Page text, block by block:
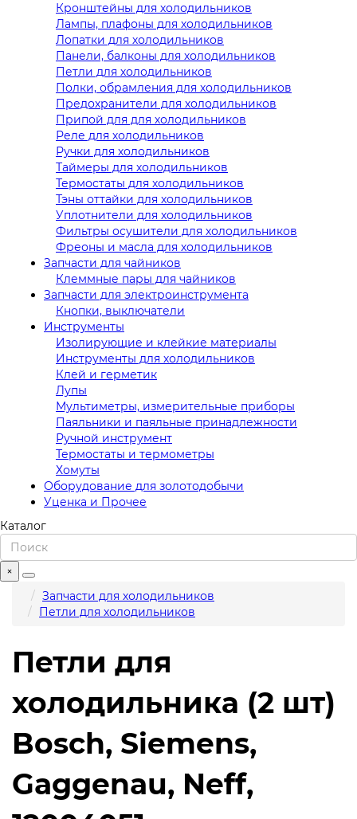
Кронштейны для холодильников
Лампы, плафоны для холодильников
Лопатки для холодильников
Панели, балконы для холодильников
Петли для холодильников
Полки, обрамления для холодильников
Предохранители для холодильников
Припой для для холодильников
Реле для холодильников
Ручки для холодильников
Таймеры для холодильников
Термостаты для холодильников
Тэны оттайки для холодильников
Уплотнители для холодильников
Фильтры осушители для холодильников
Фреоны и масла для холодильников
Запчасти для чайников
Клеммные пары для чайников
Запчасти для электроинструмента
Кнопки, выключатели
Инструменты
Изолирующие и клейкие материалы
Инструменты для холодильников
Клей и герметик
Лупы
Мультиметры, измерительные приборы
Паяльники и паяльные принадлежности
Ручной инструмент
Термостаты и термометры
Хомуты
Оборудование для золотодобычи
Уценка и Прочее
Каталог
×
Запчасти для холодильников
Петли для холодильников
Петли для
холодильника (2 шт)
Bosch, Siemens,
Gaggenau, Neff,